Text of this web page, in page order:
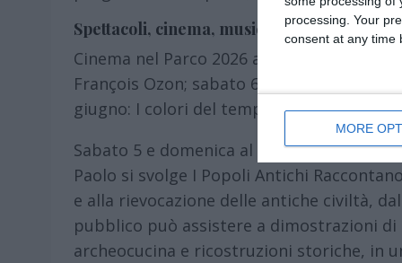
processing. Your
consent at any time
MORE
Spettacoli, cinema, musica, conferenze
Cinema nel Parco 2026 all’Arena Parco
François Ozon; sabato 6 giugno: Un
giugno: I colori del tempo, Cédric Klapisch.
Sabato 5 e domenica al 6 giugno 2026,
Paolo si svolge I Popoli Antichi
e alla rievocazione delle antiche civiltà,
pubblico può assistere a dimostrazioni
archeocucina e ricostruzioni storiche, in